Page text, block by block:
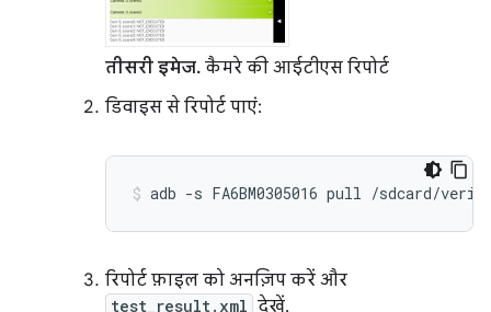
तीसरी इमेज. कैमरे की आईटीएस रिपोर्ट
डिवाइस से रिपोर्ट पाएं:
रिपोर्ट फ़ाइल को अनज़िप करें और
test_result.xml देखें.